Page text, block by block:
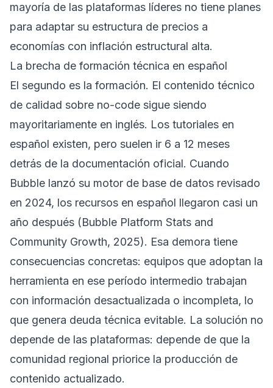
mayoría de las plataformas líderes no tiene planes
para adaptar su estructura de precios a
economías con inflación estructural alta.
La brecha de formación técnica en español
El segundo es la formación. El contenido técnico
de calidad sobre no-code sigue siendo
mayoritariamente en inglés. Los tutoriales en
español existen, pero suelen ir 6 a 12 meses
detrás de la documentación oficial. Cuando
Bubble lanzó su motor de base de datos revisado
en 2024, los recursos en español llegaron casi un
año después (Bubble Platform Stats and
Community Growth, 2025). Esa demora tiene
consecuencias concretas: equipos que adoptan la
herramienta en ese período intermedio trabajan
con información desactualizada o incompleta, lo
que genera deuda técnica evitable. La solución no
depende de las plataformas: depende de que la
comunidad regional priorice la producción de
contenido actualizado.